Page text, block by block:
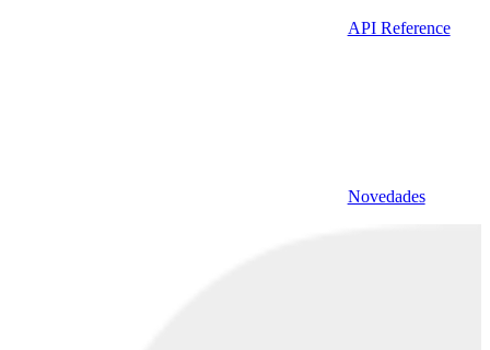
API Reference
Novedades